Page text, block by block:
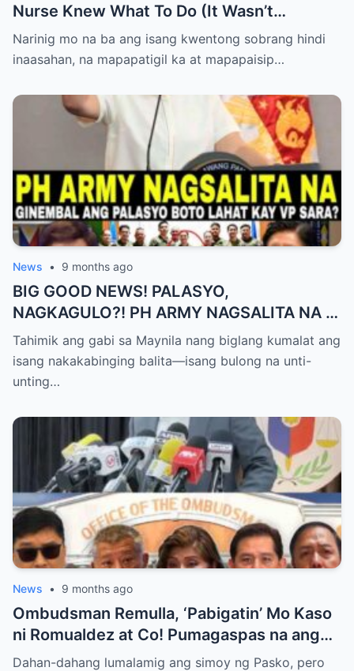
Nurse Knew What To Do (It Wasn’t
Medicine)
Narinig mo na ba ang isang kwentong sobrang hindi
inaasahan, na mapapatigil ka at mapapaisip…
News • 9 months ago
BIG GOOD NEWS! PALASYO,
NAGKAGULO?! PH ARMY NAGSALITA NA —
BOTO LAHAT KAY VP SARA BILANG NEXT
PRESIDENT?
Tahimik ang gabi sa Maynila nang biglang kumalat ang
isang nakakabinging balita—isang bulong na unti-
unting…
News • 9 months ago
Ombudsman Remulla, ‘Pabigatin’ Mo Kaso
ni Romualdez at Co! Pumagaspas na ang
Pangulo—pero bakit malamya?
Dahan-dahang lumalamig ang simoy ng Pasko, pero